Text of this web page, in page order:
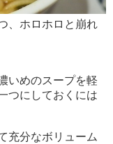
、ホロホロと崩れ
いめのスープを軽
つにしておくには
充分なボリューム